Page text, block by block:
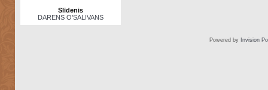
Slīdenis
DARENS O’SALIVANS
Powered by Invision